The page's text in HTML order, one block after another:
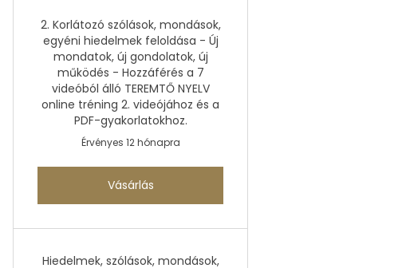
2. Korlátozó szólások, mondások,
egyéni hiedelmek feloldása - Új
mondatok, új gondolatok, új
működés - Hozzáférés a 7
videóból álló TEREMTŐ NYELV
online tréning 2. videójához és a
PDF-gyakorlatokhoz.
Érvényes 12 hónapra
Vásárlás
Hiedelmek, szólások, mondások,